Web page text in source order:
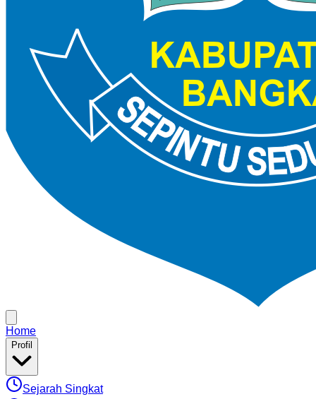
Home
Profil
Sejarah Singkat